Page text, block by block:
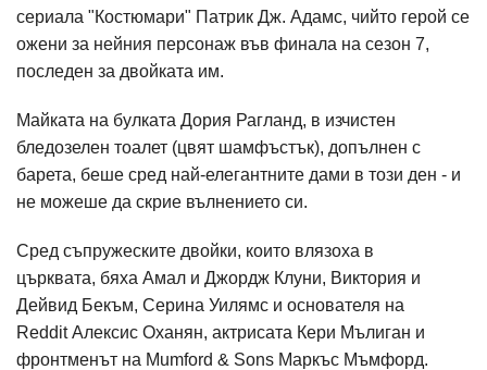
сериала "Костюмари" Патрик Дж. Адамс, чийто герой се
ожени за нейния персонаж във финала на сезон 7,
последен за двойката им.
Майката на булката Дория Рагланд, в изчистен
бледозелен тоалет (цвят шамфъстък), допълнен с
барета, беше сред най-елегантните дами в този ден - и
не можеше да скрие вълнението си.
Сред съпружеските двойки, които влязоха в
църквата, бяха Амал и Джордж Клуни, Виктория и
Дейвид Бекъм, Серина Уилямс и основателя на
Reddit Алексис Оханян, актрисата Кери Мълиган и
фронтменът на Mumford & Sons Маркъс Мъмфорд.